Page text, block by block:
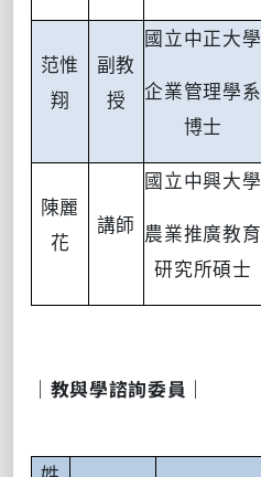
范惟
翔
副教
授
國立中正大學
企業管理學系
博士
陳麗
花
講師
國立中興大學
農業推廣教育
研究所碩士
｜教與學諮詢委員｜